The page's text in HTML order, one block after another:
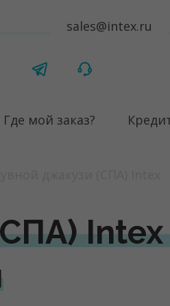
sales@intex.ru
Где мой заказ?
Intex